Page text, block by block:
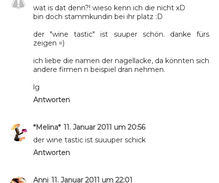
wat is dat denn?! wieso kenn ich die nicht xD
bin doch stammkundin bei ihr platz :D
der "wine tastic" ist suuper schön. danke fürs
zeigen =)
ich liebe die namen der nagellacke, da könnten sich
andere firmen n beispiel dran nehmen.
lg
Antworten
*Melina* 11. Januar 2011 um 20:56
der wine tastic ist suuuper schick
Antworten
Anni 11. Januar 2011 um 22:01